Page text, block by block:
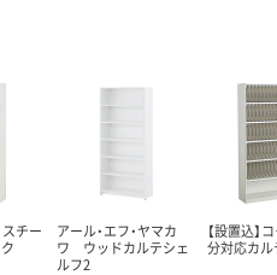
チー
アール・エフ・ヤマカ
ワ ウッドカルテシェ
ルフ2
【設置込】
分対応カ